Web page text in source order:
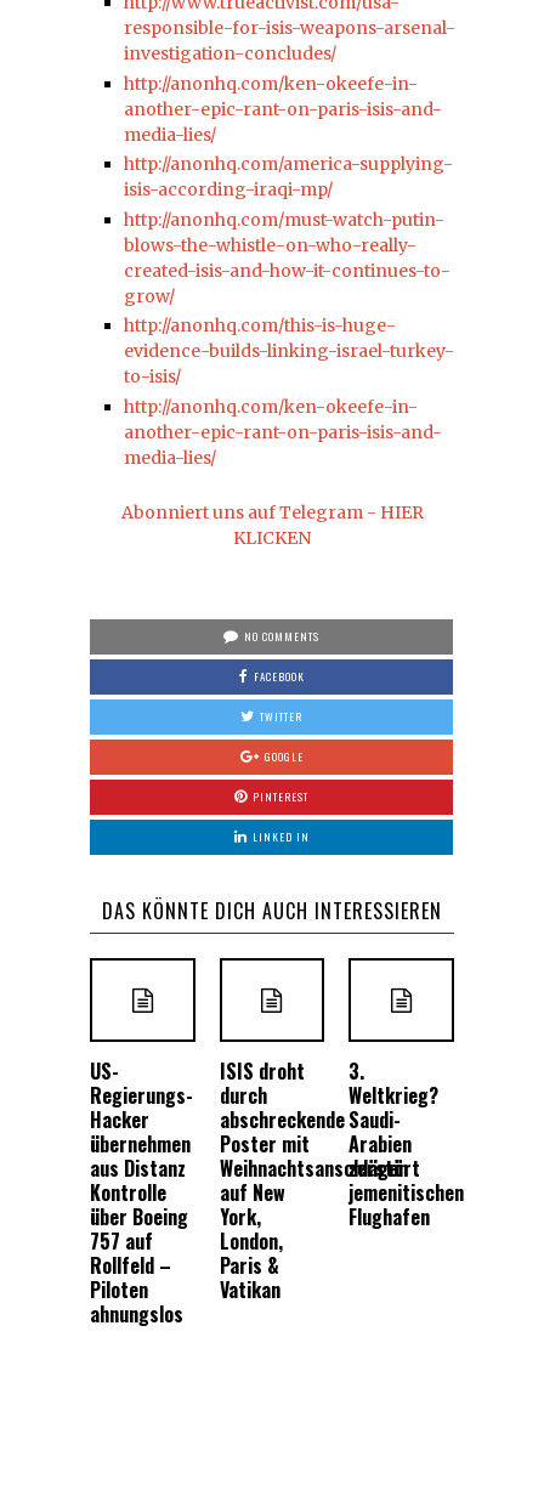
responsible-for-isis-weapons-arsenal-
investigation-concludes/
http://anonhq.com/ken-okeefe-in-
another-epic-rant-on-paris-isis-and-
media-lies/
http://anonhq.com/america-supplying-
isis-according-iraqi-mp/
http://anonhq.com/must-watch-putin-
blows-the-whistle-on-who-really-
created-isis-and-how-it-continues-to-
grow/
http://anonhq.com/this-is-huge-
evidence-builds-linking-israel-turkey-
to-isis/
http://anonhq.com/ken-okeefe-in-
another-epic-rant-on-paris-isis-and-
media-lies/
Abonniert uns auf Telegram - HIER
KLICKEN
NO COMMENTS
FACEBOOK
TWITTER
GOOGLE
PINTEREST
LINKED IN
DAS KÖNNTE DICH AUCH INTERESSIEREN
US-
Regierungs-
Hacker
übernehmen
aus Distanz
Kontrolle
über Boeing
757 auf
Rollfeld –
Piloten
ahnungslos
ISIS droht
durch
abschreckende
Poster mit
Weihnachtsanschlägen
auf New
York,
London,
Paris &
Vatikan
3.
Weltkrieg?
Saudi-
Arabien
zerstört
jemenitischen
Flughafen